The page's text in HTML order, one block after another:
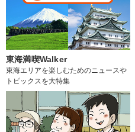
東海満喫Walker
東海エリアを楽しむためのニュースや
トピックスを大特集